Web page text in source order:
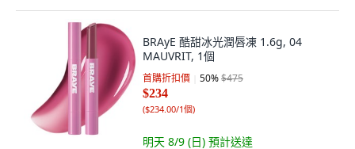
BRAyE 酷甜冰光潤唇凍 1.6g, 04
MAUVRIT, 1個
首購折扣價 50%$475
$234
($234.00/1個)
明天 8/9 (日) 預計送達